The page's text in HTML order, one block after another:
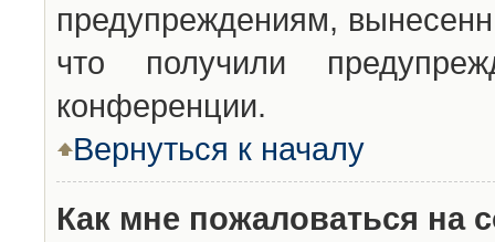
предупреждениям,
что получили
конференции.
Вернуться к началу
Как мне пожаловаться на